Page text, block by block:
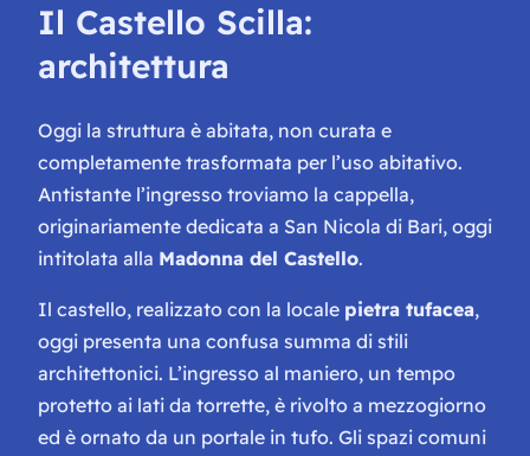
Il Castello Scilla:
architettura
Oggi la struttura è abitata, non curata e
completamente trasformata per l’uso abitativo.
Antistante l’ingresso troviamo la cappella,
originariamente dedicata a San Nicola di Bari, oggi
intitolata alla Madonna del Castello.
Il castello, realizzato con la locale pietra tufacea,
oggi presenta una confusa summa di stili
architettonici. L’ingresso al maniero, un tempo
protetto ai lati da torrette, è rivolto a mezzogiorno
ed è ornato da un portale in tufo. Gli spazi comuni